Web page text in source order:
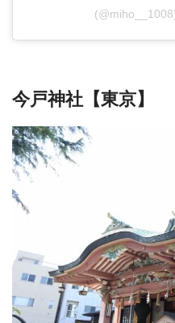
今戸神社【東京】